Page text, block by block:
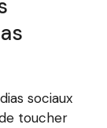
sociaux
toucher